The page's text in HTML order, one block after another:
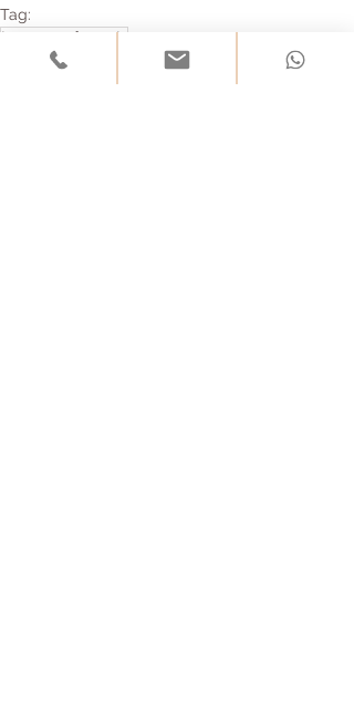
Tag:
incontroconlecoppie